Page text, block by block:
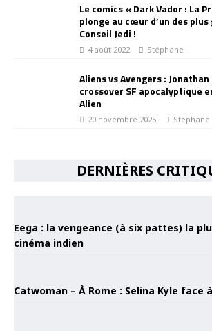
Le comics « Dark Vador : La
plonge au cœur d’un des
Conseil Jedi !
4 août 2022 Stéphane
Aliens vs Avengers :
crossover SF apocalyptique
Alien
20 novembre 2025 Stéphane
DERNIÈRES
Eega : la vengeance (à six pattes) la
cinéma indien
Catwoman – À Rome : Selina Kyle face